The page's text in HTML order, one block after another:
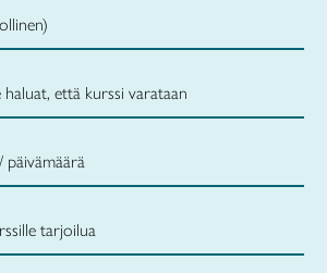
että kurssi varataan
tarjoilua